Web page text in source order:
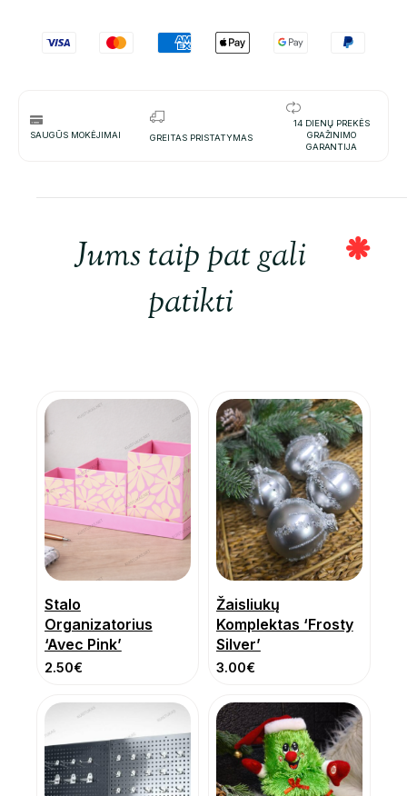
SAUGŪS MOKĖJIMAI GREITAS PRISTATYMAS
14 DIENŲ PREKĖS
GRAŽINIMO
GARANTIJA
Jums taip pat gali
patikti
Stalo
Organizatorius
‘Avec Pink’
2.50€
Žaisliukų
Komplektas ‘Frosty
Silver’
3.00€